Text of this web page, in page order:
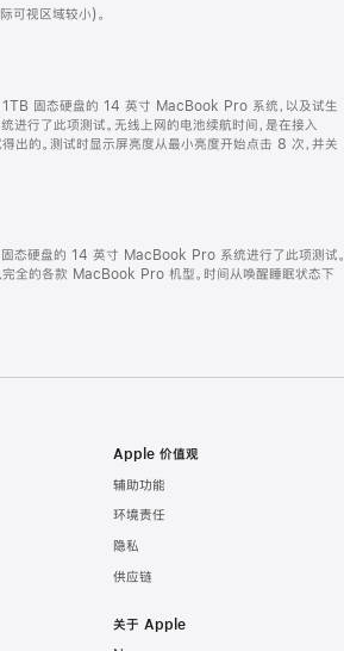
视区域较小)。
固态硬盘的 14 英寸 MacBook Pro 系统，以及试生
了此项测试。无线上网的电池续航时间，是在接入
的。测试时显示屏亮度从最小亮度开始点击 8 次，并关
硬盘的 14 英寸 MacBook Pro 系统进行了此项测试。
的各款 MacBook Pro 机型。时间从唤醒睡眠状态下
Apple 价值观
辅助功能
环境责任
隐私
供应链
关于 Apple